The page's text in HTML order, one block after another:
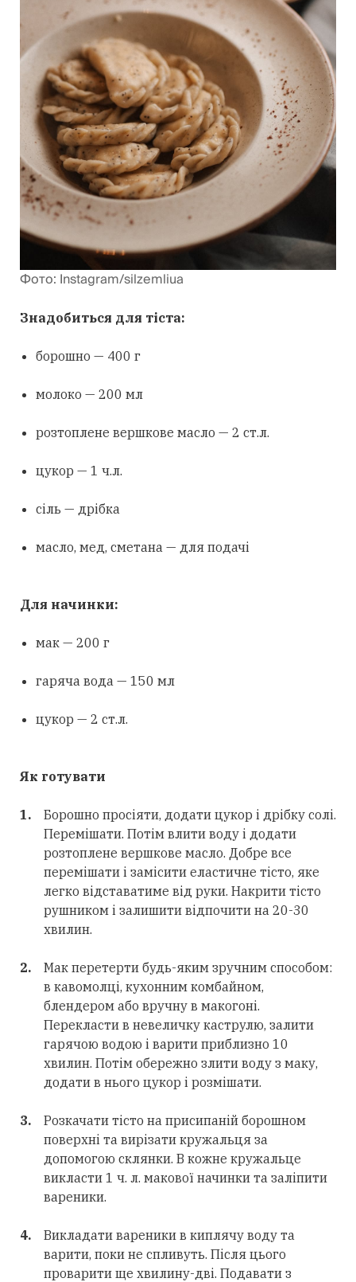
Фото: Instagram/silzemliua
Знадобиться для тіста:
борошно — 400 г
молоко — 200 мл
розтоплене вершкове масло — 2 ст.л.
цукор — 1 ч.л.
сіль — дрібка
масло, мед, сметана — для подачі
Для начинки:
мак — 200 г
гаряча вода — 150 мл
цукор — 2 ст.л.
Як готувати
Борошно просіяти, додати цукор і дрібку солі.
Перемішати. Потім влити воду і додати
розтоплене вершкове масло. Добре все
перемішати і замісити еластичне тісто, яке
легко відставатиме від руки. Накрити тісто
рушником і залишити відпочити на 20-30
хвилин.
Мак перетерти будь-яким зручним способом:
в кавомолці, кухонним комбайном,
блендером або вручну в макогоні.
Перекласти в невеличку каструлю, залити
гарячою водою і варити приблизно 10
хвилин. Потім обережно злити воду з маку,
додати в нього цукор і розмішати.
Розкачати тісто на присипаній борошном
поверхні та вирізати кружальця за
допомогою склянки. В кожне кружальце
викласти 1 ч. л. макової начинки та заліпити
вареники.
Викладати вареники в киплячу воду та
варити, поки не спливуть. Після цього
проварити ще хвилину-дві. Подавати з